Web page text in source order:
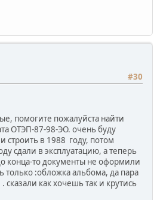
#30
помогите пожалуйста найти
ОТЭП-87-98-ЭО. очень буду
строить в 1988 году, потом
сдали в эксплуатацию, а теперь
конца-то документы не оформили
только :обложка альбома, да пара
как хочешь так и крутись